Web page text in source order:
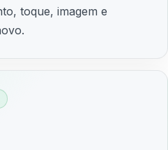
toque, imagem e